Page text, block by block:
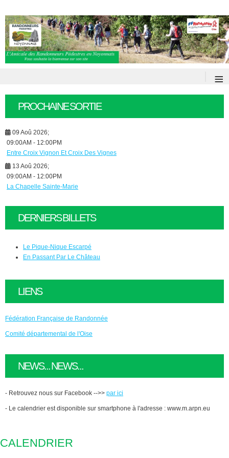
≡
PROCHAINE SORTIE
09 Aoû 2026;
09:00AM - 12:00PM
Entre Croix Vignon Et Croix Des Vignes
13 Aoû 2026;
09:00AM - 12:00PM
La Chapelle Sainte-Marie
DERNIERS BILLETS
Le Pique-Nique Escarpé
En Passant Par Le Château
LIENS
Fédération Française de Randonnée
Comité départemental de l'Oise
NEWS... NEWS...
- Retrouvez nous sur Facebook -->> par ici
- Le calendrier est disponible sur smartphone à l'adresse : www.m.arpn.eu
CALENDRIER